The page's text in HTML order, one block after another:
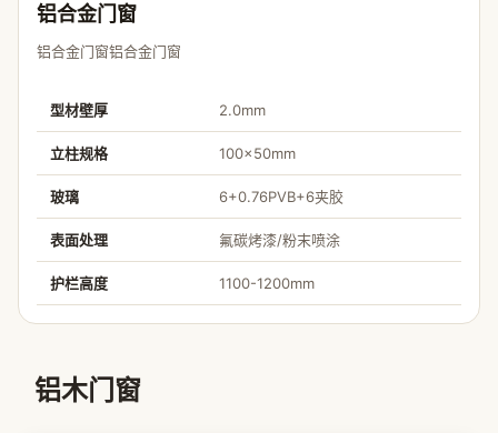
铝合金门窗
铝合金门窗铝合金门窗
型材壁厚 2.0mm
立柱规格 100×50mm
玻璃 6+0.76PVB+6夹胶
表面处理 氟碳烤漆/粉末喷涂
护栏高度 1100-1200mm
铝木门窗